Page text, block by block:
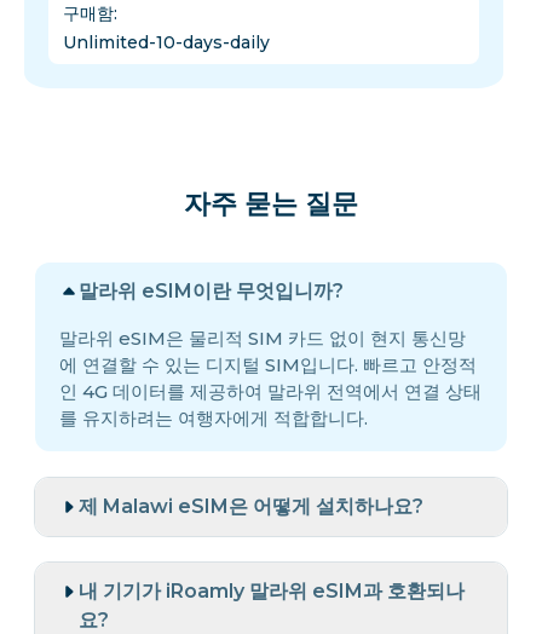
구매함:
Unlimited-10-days-daily
자주 묻는 질문
말라위 eSIM이란 무엇입니까?
말라위 eSIM은 물리적 SIM 카드 없이 현지 통신망
에 연결할 수 있는 디지털 SIM입니다. 빠르고 안정적
인 4G 데이터를 제공하여 말라위 전역에서 연결 상태
를 유지하려는 여행자에게 적합합니다.
제 Malawi eSIM은 어떻게 설치하나요?
내 기기가 iRoamly 말라위 eSIM과 호환되나
요?